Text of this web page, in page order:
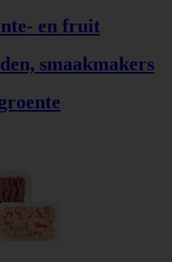
en fruit
smaakmakers